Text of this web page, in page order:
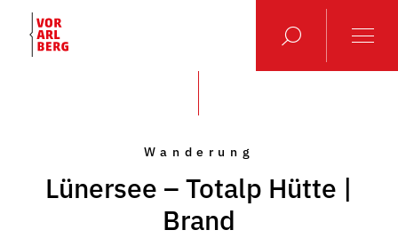
Wanderung
Lünersee – Totalp Hütte |
Brand